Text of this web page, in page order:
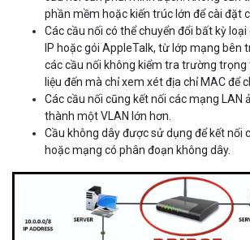
phần mềm hoặc kiến trúc lớn để cài đặt
Các cầu nối có thể chuyển đổi bất kỳ loại
IP hoặc gói AppleTalk, từ lớp mạng bên
các cầu nối không kiểm tra trường
liệu đến mà chỉ xem xét địa chỉ MAC để
Các cầu nối cũng kết nối các mạng LAN
thành một VLAN lớn hơn.
Cầu không dây được sử dụng để kết nối
hoặc mạng có phân đoạn không dây.